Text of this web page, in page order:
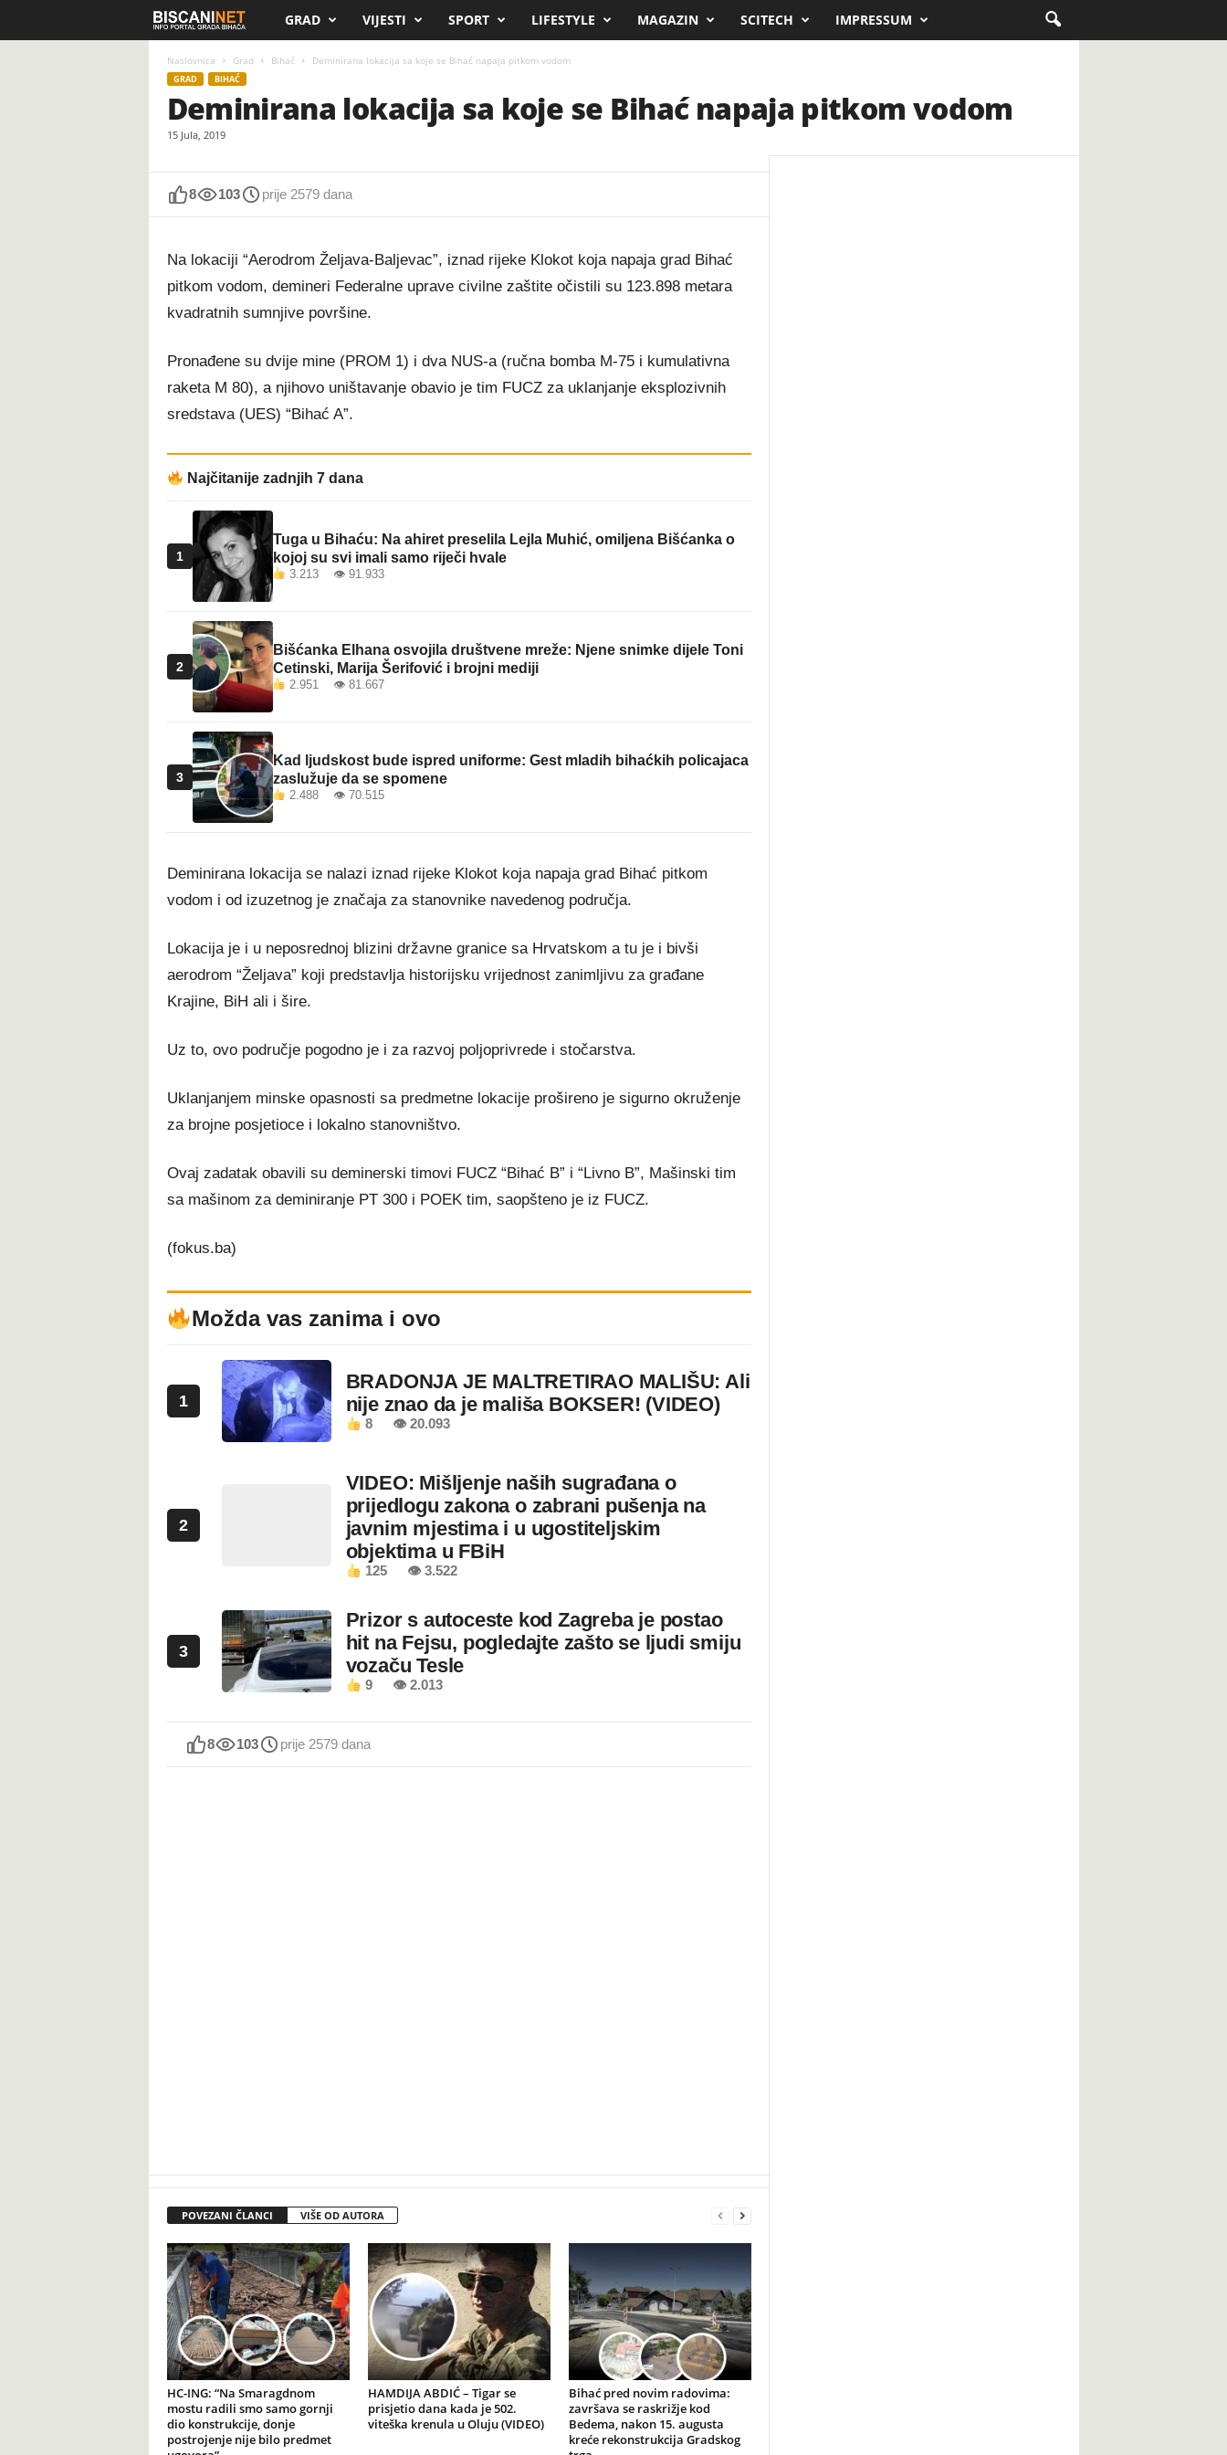
i
n
i
t
GRAD VIJESTI SPORT LIFESTYLE MAGAZIN SCITECH IMPRESSUM
Naslovnica Grad Bihać Deminirana lokacija sa koje se Bihać napaja pitkom vodom
GRAD BIHAĆ
Deminirana lokacija sa koje se Bihać napaja pitkom vodom
15 Jula, 2019
8 103 prije 2579 dana
Na lokaciji “Aerodrom Željava-Baljevac”, iznad rijeke Klokot koja napaja grad Bihać
pitkom vodom, demineri Federalne uprave civilne zaštite očistili su 123.898 metara
kvadratnih sumnjive površine.
Pronađene su dvije mine (PROM 1) i dva NUS-a (ručna bomba M-75 i kumulativna
raketa M 80), a njihovo uništavanje obavio je tim FUCZ za uklanjanje eksplozivnih
sredstava (UES) “Bihać A”.
Najčitanije zadnjih 7 dana
1
Tuga u Bihaću: Na ahiret preselila Lejla Muhić, omiljena Bišćanka o
kojoj su svi imali samo riječi hvale
3.213 👁 91.933
2
Bišćanka Elhana osvojila društvene mreže: Njene snimke dijele Toni
Cetinski, Marija Šerifović i brojni mediji
2.951 👁 81.667
3
Kad ljudskost bude ispred uniforme: Gest mladih bihaćkih policajaca
zaslužuje da se spomene
2.488 👁 70.515
Deminirana lokacija se nalazi iznad rijeke Klokot koja napaja grad Bihać pitkom
vodom i od izuzetnog je značaja za stanovnike navedenog područja.
Lokacija je i u neposrednoj blizini državne granice sa Hrvatskom a tu je i bivši
aerodrom “Željava” koji predstavlja historijsku vrijednost zanimljivu za građane
Krajine, BiH ali i šire.
Uz to, ovo područje pogodno je i za razvoj poljoprivrede i stočarstva.
Uklanjanjem minske opasnosti sa predmetne lokacije prošireno je sigurno okruženje
za brojne posjetioce i lokalno stanovništvo.
Ovaj zadatak obavili su deminerski timovi FUCZ “Bihać B” i “Livno B”, Mašinski tim
sa mašinom za deminiranje PT 300 i POEK tim, saopšteno je iz FUCZ.
(fokus.ba)
Možda vas zanima i ovo
1
BRADONJA JE MALTRETIRAO MALIŠU: Ali
nije znao da je mališa BOKSER! (VIDEO)
8 👁 20.093
2
VIDEO: Mišljenje naših sugrađana o
prijedlogu zakona o zabrani pušenja na
javnim mjestima i u ugostiteljskim
objektima u FBiH
125 👁 3.522
3
Prizor s autoceste kod Zagreba je postao
hit na Fejsu, pogledajte zašto se ljudi smiju
vozaču Tesle
9 👁 2.013
8 103 prije 2579 dana
POVEZANI ČLANCI VIŠE OD AUTORA
HC-ING: “Na Smaragdnom
mostu radili smo samo gornji
dio konstrukcije, donje
postrojenje nije bilo predmet
HAMDIJA ABDIĆ – Tigar se
prisjetio dana kada je 502.
viteška krenula u Oluju (VIDEO)
Bihać pred novim radovima:
završava se raskrižje kod
Bedema, nakon 15. augusta
kreće rekonstrukcija Gradskog